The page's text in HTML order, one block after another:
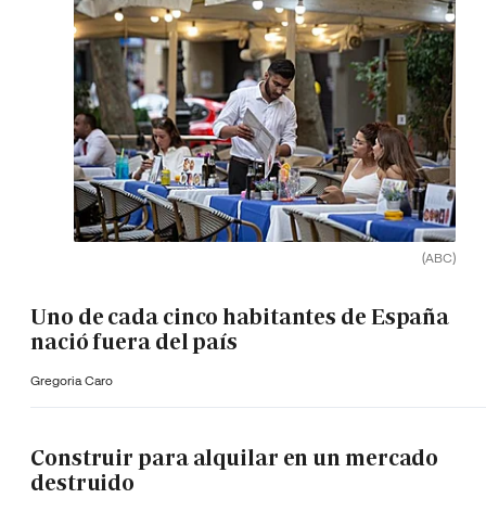
(ABC)
Uno de cada cinco habitantes de España
nació fuera del país
Gregoria Caro
Construir para alquilar en un mercado
destruido